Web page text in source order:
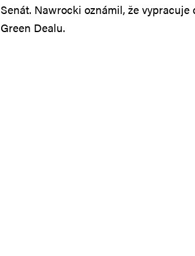
Senát. Nawrocki oznámil, že
Green Dealu.